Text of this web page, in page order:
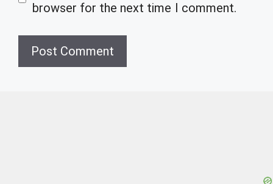
browser for the next time I comment.